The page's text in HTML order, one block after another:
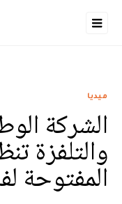
ميديا
الشركة
والتلفزة
المفتوحة